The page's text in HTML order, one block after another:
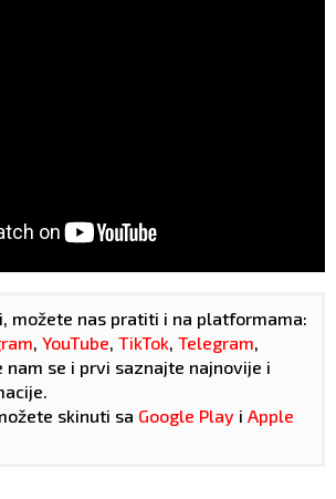
možete nas pratiti i na platformama:
, YouTube, TikTok, Telegram,
nam se i prvi saznajte najnovije i
skinuti sa Google Play i Apple